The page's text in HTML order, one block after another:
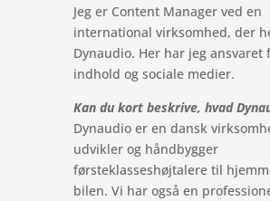
Jeg er Content Manager ved en
international virksomhed, der
Dynaudio. Her har jeg ansvaret
indhold og sociale medier.
Kan du kort beskrive, hvad
Dynaudio er en dansk
udvikler og håndbygger
førsteklasseshøjtalere til
bilen. Vi har også en